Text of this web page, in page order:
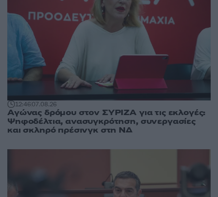
12:4607.08.26
Αγώνας δρόμου στον ΣΥΡΙΖΑ για τις εκλογές:
Ψηφοδέλτια, ανασυγκρότηση, συνεργασίες
και σκληρό πρέσινγκ στη ΝΔ